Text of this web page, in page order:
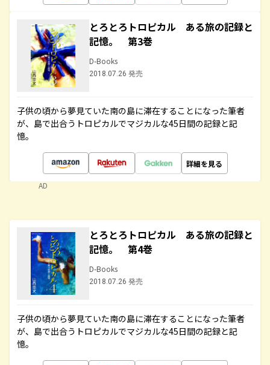
とろとろトロピカル ある旅の記録と
記憶。 第3巻
D-Books
2018.07.26 発売
子供の頃から夢見ていた南の島に滞在することになった筆者
が、島で出合うトロピカルでマジカルな45日間の記録と記
憶。
詳細を見る
AD
とろとろトロピカル ある旅の記録と
記憶。 第4巻
D-Books
2018.07.26 発売
子供の頃から夢見ていた南の島に滞在することになった筆者
が、島で出合うトロピカルでマジカルな45日間の記録と記
憶。